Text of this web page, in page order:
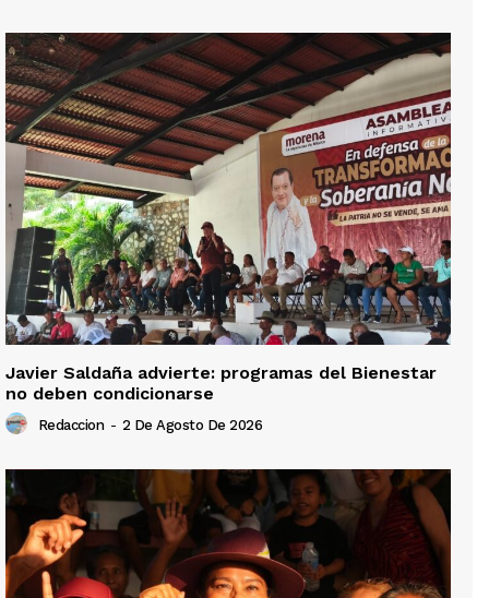
Javier Saldaña advierte: programas del Bienestar
no deben condicionarse
Redaccion - 2 De Agosto De 2026